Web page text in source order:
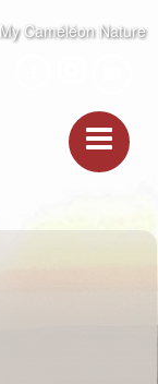
My Caméléon Nature